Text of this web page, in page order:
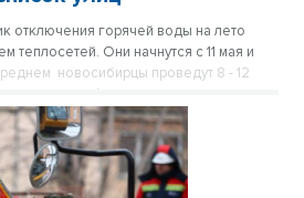
отключения горячей воды на лето
теплосетей. Они начнутся с 11 мая и
новосибирцы проведут 8 - 12
комфорта.